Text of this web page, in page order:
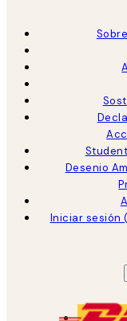
Desenio
Iniciar sesión